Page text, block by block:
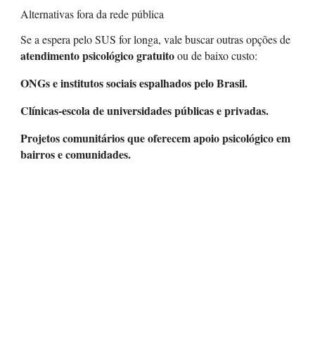
Alternativas fora da rede pública
Se a espera pelo SUS for longa, vale buscar outras opções de
atendimento psicológico gratuitoou de baixo custo:
ONGs e institutos sociaisespalhados pelo Brasil.
Clínicas-escola de universidades públicas e privadas.
Projetos comunitáriosque oferecem apoio psicológico em
bairros e comunidades.